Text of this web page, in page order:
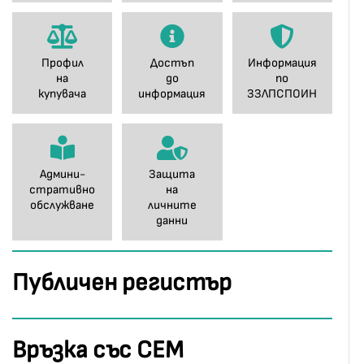
Профил
на
купувача
Достъп
до
информация
Информация
по
ЗЗЛПСПОИН
Админи-
стративно
обслужване
Защита
на
личните
данни
Публичен регистър
Връзка със СЕМ